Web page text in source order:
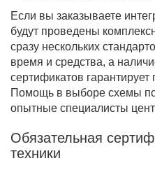
Если вы заказываете
будут проведены
сразу нескольких
время и средства, а
сертификатов
Помощь в выборе схемы
опытные специалисты
Обязательная
техники